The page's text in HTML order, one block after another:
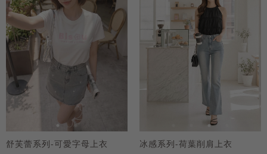
舒芙蕾系列-可愛字母上衣 冰感系列-荷葉削肩上衣